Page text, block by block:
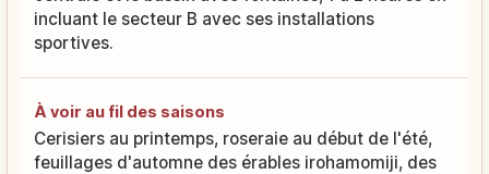
incluant le secteur B avec ses installations
sportives.
À voir au fil des saisons
Cerisiers au printemps, roseraie au début de l'été,
feuillages d'automne des érables irohamomiji, des